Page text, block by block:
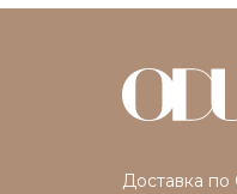
Доставка